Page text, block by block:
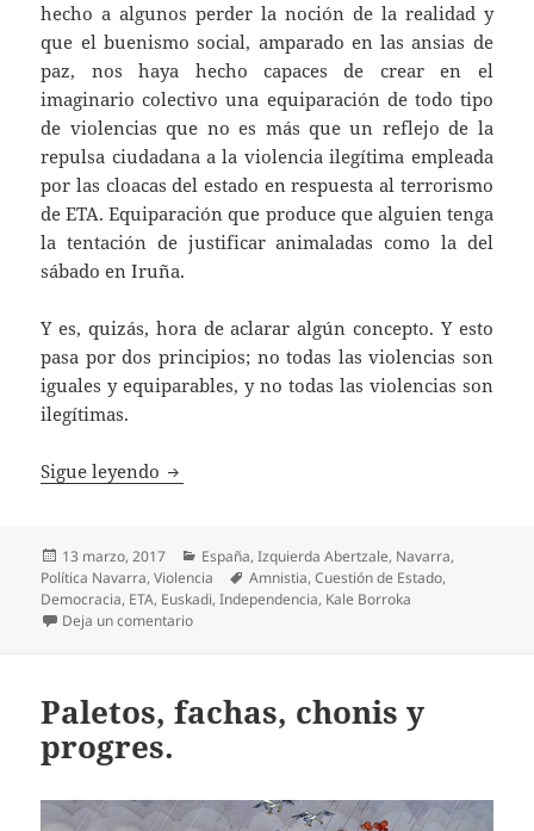
hecho a algunos perder la noción de la realidad y
que el buenismo social, amparado en las ansias de
paz, nos haya hecho capaces de crear en el
imaginario colectivo una equiparación de todo tipo
de violencias que no es más que un reflejo de la
repulsa ciudadana a la violencia ilegítima empleada
por las cloacas del estado en respuesta al terrorismo
de ETA. Equiparación que produce que alguien tenga
la tentación de justificar animaladas como la del
sábado en Iruña.
Y es, quizás, hora de aclarar algún concepto. Y esto
pasa por dos principios; no todas las violencias son
iguales y equiparables, y no todas las violencias son
ilegítimas.
Sigue leyendo Violencia legítima
Publicado
el
13 marzo, 2017 Categorías
España,Izquierda Abertzale, Navarra,
Política Navarra,Violencia Etiquetas
Amnistia,Cuestión de Estado,
Democracia, ETA, Euskadi,Independencia, Kale Borroka
Deja un comentarioen Violencia legítima
Paletos, fachas, chonis y
progres.